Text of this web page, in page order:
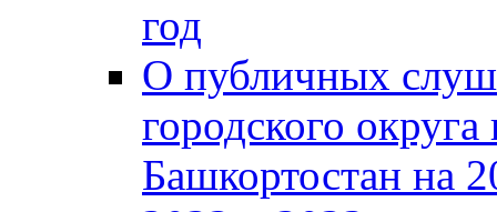
год
О публичных
городского
Башкортостан на